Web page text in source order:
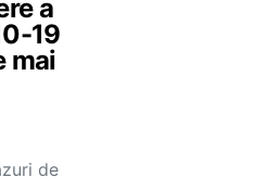
a
19
mai
de